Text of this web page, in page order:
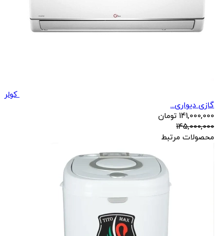
کولر
گازی دیواری...
141,000,000 تومان
145,000,000
محصولات مرتبط